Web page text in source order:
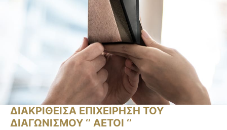
ΔΙΑΚΡΙΘΕΙΣΑ ΕΠΙΧΕΙΡΗΣΗ ΤΟΥ
ΔΙΑΓΩΝΙΣΜΟΥ ‘’ ΑΕΤΟΙ ‘’